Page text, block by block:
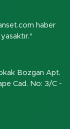
haber
Bozgan Apt.
Cad. No: 3/C -